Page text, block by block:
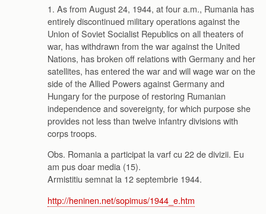
1. As from August 24, 1944, at four a.m., Rumania has
entirely discontinued military operations against the
Union of Soviet Socialist Republics on all theaters of
war, has withdrawn from the war against the United
Nations, has broken off relations with Germany and her
satellites, has entered the war and will wage war on the
side of the Allied Powers against Germany and
Hungary for the purpose of restoring Rumanian
independence and sovereignty, for which purpose she
provides not less than twelve infantry divisions with
corps troops.
Obs. Romania a participat la varf cu 22 de divizii. Eu
am pus doar media (15).
Armistitiu semnat la 12 septembrie 1944.
http://heninen.net/sopimus/1944_e.htm